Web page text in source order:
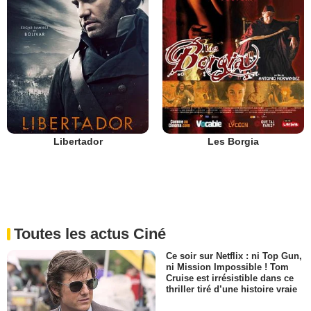
Libertador Les Borgia
Toutes les actus Ciné
Ce soir sur Netflix : ni Top Gun,
ni Mission Impossible ! Tom
Cruise est irrésistible dans ce
thriller tiré d’une histoire vraie